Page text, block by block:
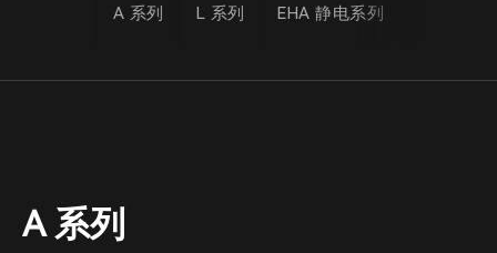
A 系列 L 系列 EHA 静电系列
A 系列